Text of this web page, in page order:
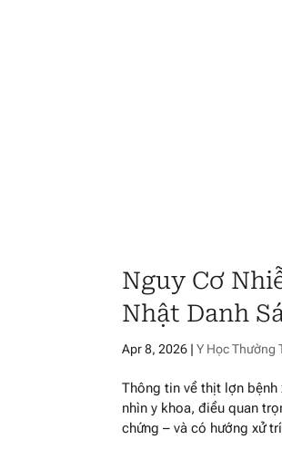
Nguy Cơ
Nhật Danh
Apr 8, 2026 |Y Học Thường
Thông tin về thịt lợn
nhìn y khoa, điều quan
chứng – và có hướng xử